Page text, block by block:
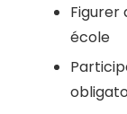
Figurer
école